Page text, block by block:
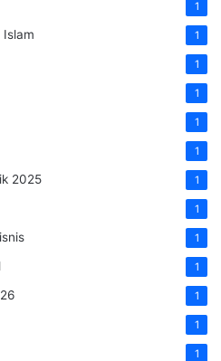
1
1
1
1
1
1
2025 1
1
1
1
1
1
1